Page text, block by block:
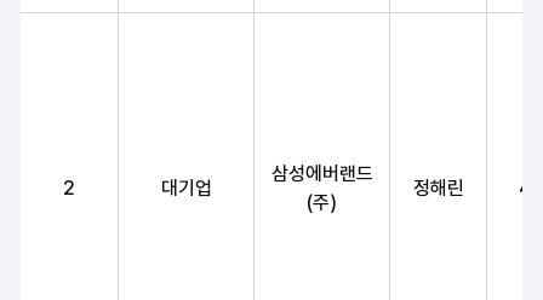
2 대기업
삼성에버랜드
(주)
정해린 4